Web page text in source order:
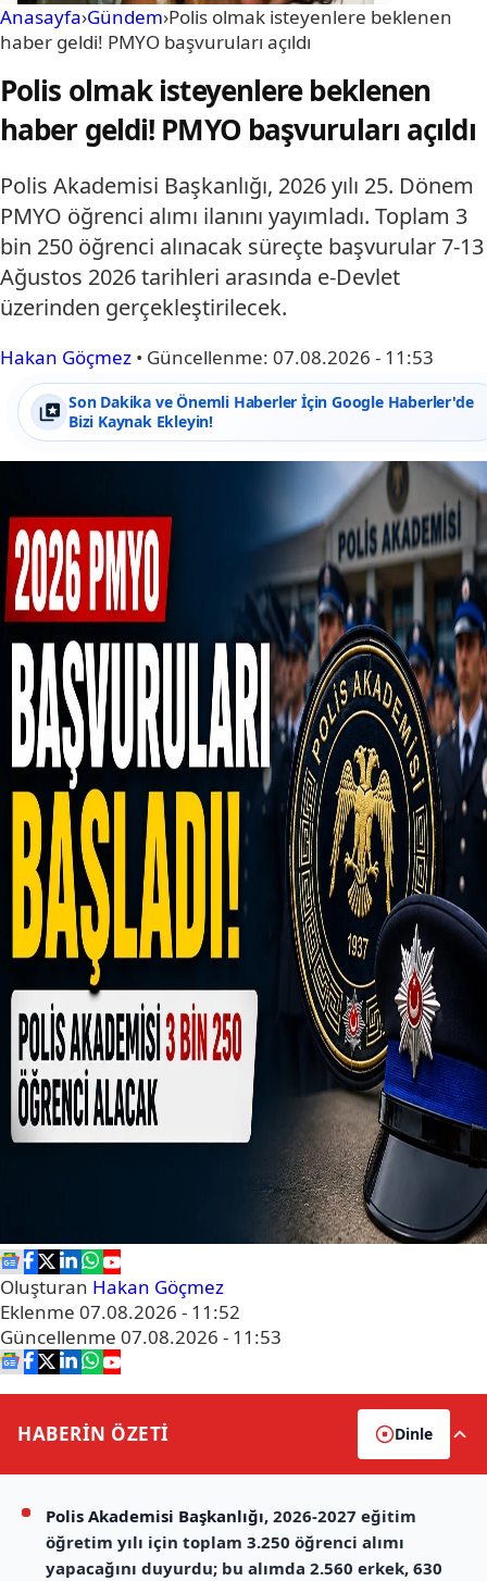
Anasayfa›Gündem›Polis olmak isteyenlere beklenen
haber geldi! PMYO başvuruları açıldı
Polis olmak isteyenlere beklenen
haber geldi! PMYO başvuruları açıldı
Polis Akademisi Başkanlığı, 2026 yılı 25. Dönem
PMYO öğrenci alımı ilanını yayımladı. Toplam 3
bin 250 öğrenci alınacak süreçte başvurular 7-13
Ağustos 2026 tarihleri arasında e-Devlet
üzerinden gerçekleştirilecek.
Hakan Göçmez • Güncellenme: 07.08.2026 - 11:53
Son Dakika ve Önemli Haberler İçin Google Haberler'de
Bizi Kaynak Ekleyin!
Oluşturan Hakan Göçmez
Eklenme 07.08.2026 - 11:52
Güncellenme 07.08.2026 - 11:53
HABERİN ÖZETİ Dinle
Polis Akademisi Başkanlığı, 2026-2027 eğitim
öğretim yılı için toplam 3.250 öğrenci alımı
yapacağını duyurdu; bu alımda 2.560 erkek, 630